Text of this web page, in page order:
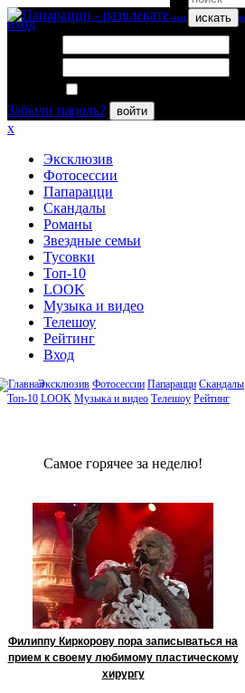
искать
вход
Забыли пароль?
войти
x
Эксклюзив
Фотосессии
Папарацци
Скандалы
Романы
Звездные семьи
Тусовки
Топ-10
LOOK
Музыка и видео
Телешоу
Рейтинг
Вход
Эксклюзив Фотосессии Папарацци Скандалы
Топ-10 LOOK Музыка и видео Телешоу Рейтинг
Сaмое гoрячее за неделю!
Филиппу Киркорову пора записываться на
прием к своему любимому пластическому
хирургу